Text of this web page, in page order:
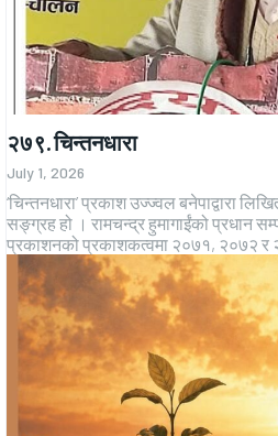
२७९. चिन्तनधारा
July 1, 2026
‘चिन्तनधारा’ प्रकाश उज्ज्वल बनेपाद्वारा
सङ्ग्रह हो । रामचन्द्र हुमागाईंको प्रधान
प्रकाशनको प्रकाशकत्वमा २०७१, २०७२ र